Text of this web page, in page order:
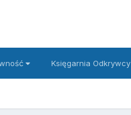
Księgarnia Odkrywcy